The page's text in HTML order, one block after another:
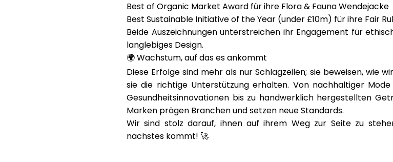
Best of Organic Market Award für ihre Flora & Fauna Wendejacke
Best Sustainable Initiative of the Year (under £10m) für ihre Fair
Beide Auszeichnungen unterstreichen ihr Engagement für
langlebiges Design.
🌍 Wachstum, auf das es ankommt
Diese Erfolge sind mehr als nur Schlagzeilen; sie beweisen, wie
sie die richtige Unterstützung erhalten. Von nachhaltiger
Gesundheitsinnovationen bis zu handwerklich hergestellten
Marken prägen Branchen und setzen neue Standards.
Wir sind stolz darauf, ihnen auf ihrem Weg zur Seite zu
nächstes kommt! 🚀